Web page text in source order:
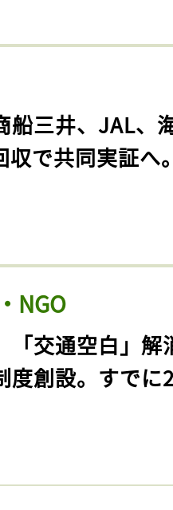
船三井、JAL、
収で共同実証へ
NGO
「交通空白」解
度創設。すでに